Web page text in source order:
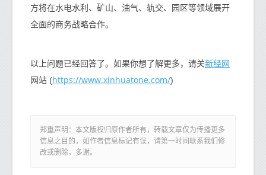
方将在水电水利、矿山、油气、轨交、园区等领域展开
全面的商务战略合作。
以上问题已经回答了。如果你想了解更多，请关新经网
网站 (https://www.xinhuatone.com/)
郑重声明：本文版权归原作者所有，转载文章仅为传播更多
信息之目的，如作者信息标记有误，请第一时间联系我们修
改或删除，多谢。